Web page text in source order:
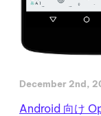
December 2nd,
Android 向け